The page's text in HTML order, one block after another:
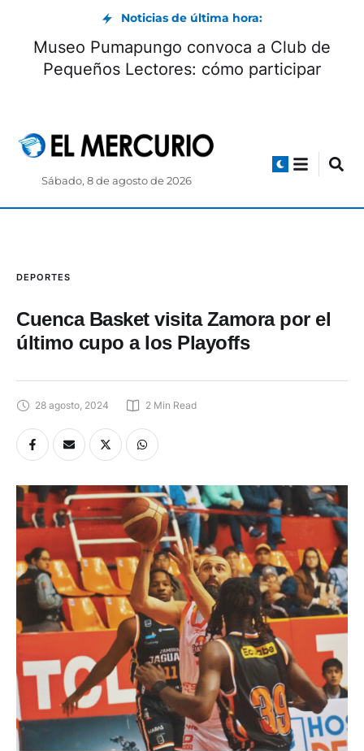
Noticias de última hora:
Museo Pumapungo convoca a Club de
Pequeños Lectores: cómo participar
Sábado, 8 de agosto de 2026
DEPORTES
Cuenca Basket visita Zamora por el
último cupo a los Playoffs
28 agosto, 2024 2 Min Read